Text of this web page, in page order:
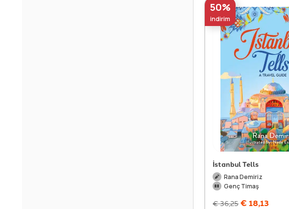
50%
indirim
İstanbul Tells
Rana Demiriz
Genç Timaş
€36,25 € 18,13